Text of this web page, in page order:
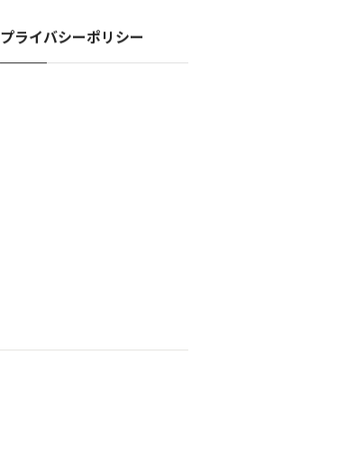
プライバシーポリシー